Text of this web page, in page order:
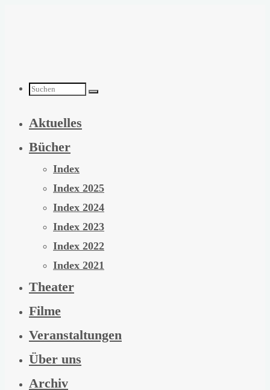
Suchen
nach:
Aktuelles
Bücher
Index
Index 2025
Index 2024
Index 2023
Index 2022
Index 2021
Theater
Filme
Veranstaltungen
Über uns
Archiv